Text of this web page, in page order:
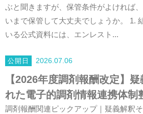
ぶと聞きますが、保管条件がよければ
いまで保管して大丈夫でしょうか。 1.
いる公式資料には、エンレスト...
2026.07.06
【2026年度調剤報酬改定】
れた電子的調剤情報連携体制
調剤報酬関連ピックアップ｜疑義解釈